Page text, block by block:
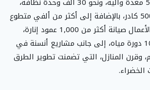
مدعومة بأكثر من 500 كادر، بالإضافة إلى أكثر من ألفي متطوع
ومتطوعة. وشملت الأعمال صيانة أكثر من 1,000 عمود إنارة،
وتهيئة أكثر من 100 دورة مياه، إلى جانب مشاريع أنسنة في
وقرن المنازل، التي تضمنت تطوير الطرق
الخضراء.